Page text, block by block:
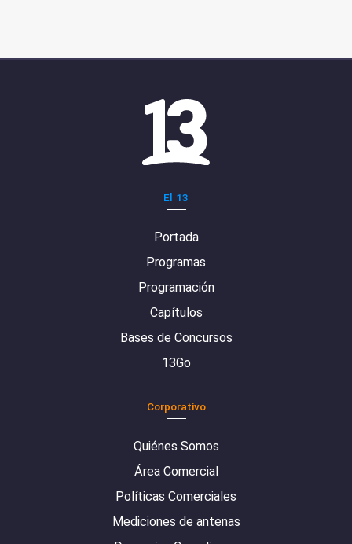
El 13
Portada
Programas
Programación
Capítulos
Bases de Concursos
13Go
Corporativo
Quiénes Somos
Área Comercial
Políticas Comerciales
Mediciones de antenas